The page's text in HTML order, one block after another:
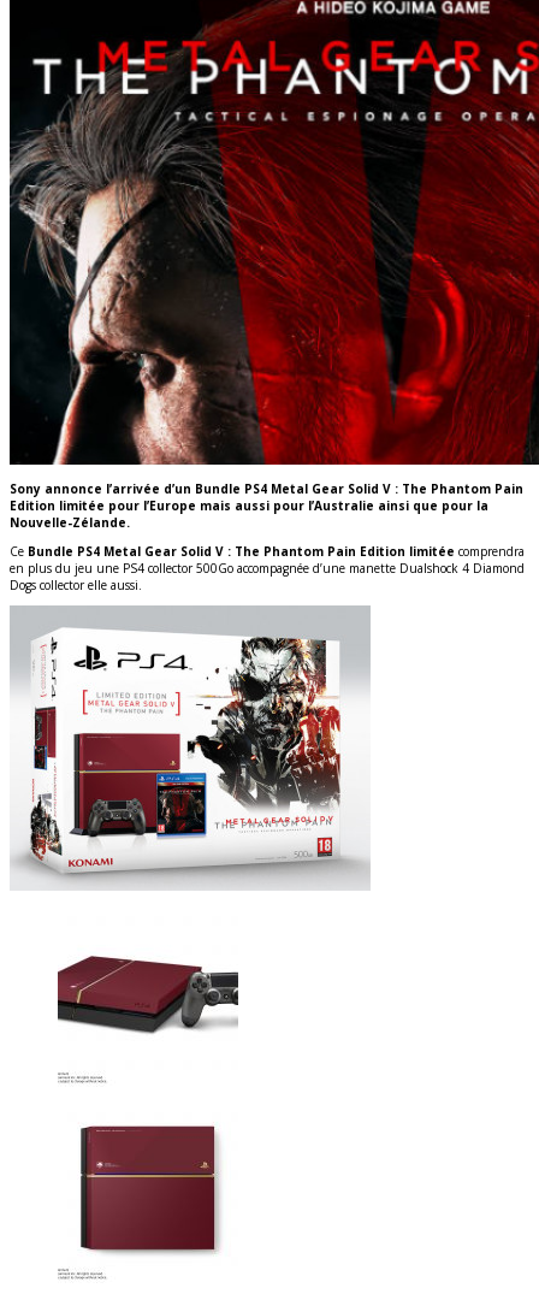
Sony annonce l’arrivée d’un Bundle PS4 Metal Gear Solid V : The Phantom Pain
Edition limitée pour l’Europe mais aussi pour l’Australie ainsi que pour la
Nouvelle-Zélande.
Ce Bundle PS4 Metal Gear Solid V : The Phantom Pain Edition limitée comprendra
en plus du jeu une PS4 collector 500Go accompagnée d’une manette Dualshock 4 Diamond
Dogs collector elle aussi.